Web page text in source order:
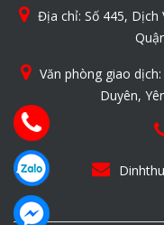
Địa chỉ: Số 445, Dịch
Văn phòng giao
Duyên,